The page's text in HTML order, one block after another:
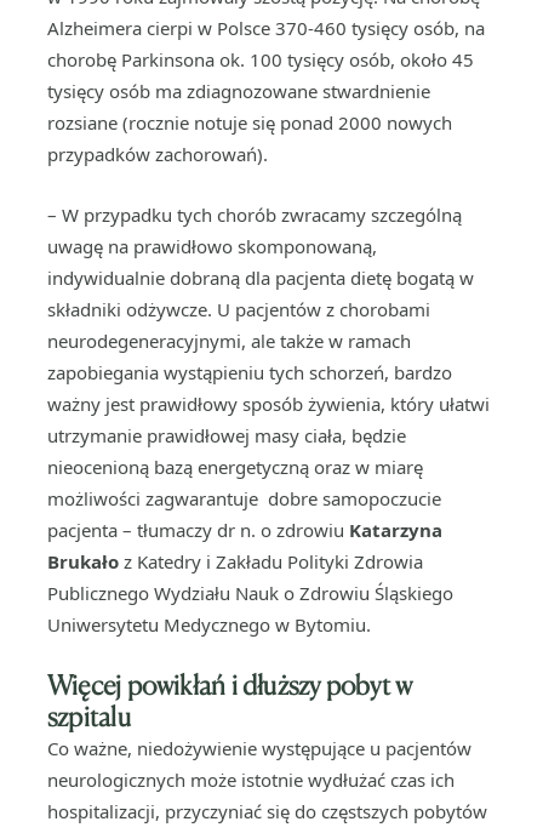
Alzheimera cierpi w Polsce 370-460 tysięcy osób, na
chorobę Parkinsona ok. 100 tysięcy osób, około 45
tysięcy osób ma zdiagnozowane stwardnienie
rozsiane (rocznie notuje się ponad 2000 nowych
przypadków zachorowań).
– W przypadku tych chorób zwracamy szczególną
uwagę na prawidłowo skomponowaną,
indywidualnie dobraną dla pacjenta dietę bogatą w
składniki odżywcze. U pacjentów z chorobami
neurodegeneracyjnymi, ale także w ramach
zapobiegania wystąpieniu tych schorzeń, bardzo
ważny jest prawidłowy sposób żywienia, który ułatwi
utrzymanie prawidłowej masy ciała, będzie
nieocenioną bazą energetyczną oraz w miarę
możliwości zagwarantuje dobre samopoczucie
pacjenta – tłumaczy dr n. o zdrowiu Katarzyna
Brukało z Katedry i Zakładu Polityki Zdrowia
Publicznego Wydziału Nauk o Zdrowiu Śląskiego
Uniwersytetu Medycznego w Bytomiu.
Więcej powikłań i dłuższy pobyt w
szpitalu
Co ważne, niedożywienie występujące u pacjentów
neurologicznych może istotnie wydłużać czas ich
hospitalizacji, przyczyniać się do częstszych pobytów